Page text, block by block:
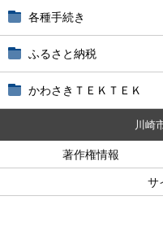
各種手続き
ふるさと納税
かわさきＴＥＫＴＥＫ
川崎
著作権情報
サ